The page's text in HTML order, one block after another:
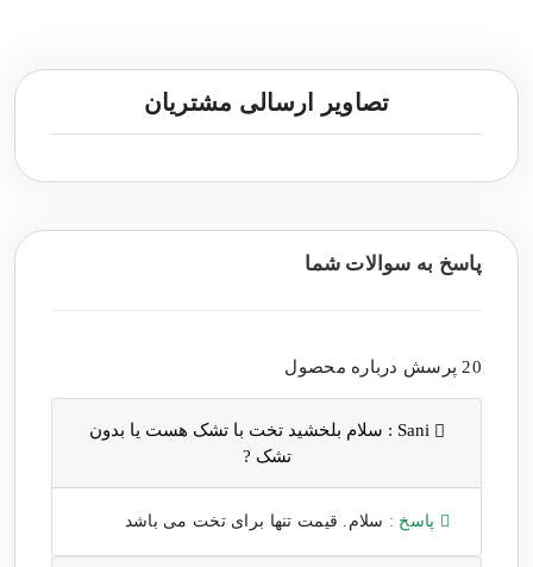
تصاویر ارسالی مشتریان
پاسخ به سوالات شما
20 پرسش درباره محصول
Sani :
سلام بلخشید تخت با تشک هست یا بدون
تشک ?
پاسخ : سلام. قیمت تنها برای تخت می باشد